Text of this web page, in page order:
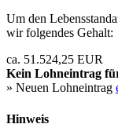
Um den
wir folgendes Gehalt:
ca. 51.524,25 EUR
Kein Lohneintrag
» Neuen Lohneintrag
Hinweis